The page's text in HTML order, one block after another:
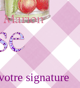
signature